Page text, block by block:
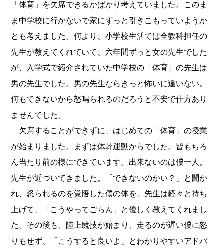
「体育」を欠席できるかばかり考えていました。このま
ま中学校に行かないで家にずっと引きこもっていようか
とも考えました。何より、小学校生活では全教科担任の
先生が教えてくれていて、六年間ずっと女の先生でした
が、入学式で紹介されていた中学校の「体育」の先生は
男の先生でした。男の先生ならきっと怖いに違いない。
何もできないから怒鳴られるのだろうと不安で仕方あり
ませんでした。
欠席することができずに、はじめての「体育」の授業
が始まりました。まずは体幹運動からでした。皆もちろ
ん当たり前の様にできています。出来ないのは僕一人。
先生が近づいてきました。「できないのかい？」と聞か
れ、怒られるのを覚悟した僕の体を、先生は軽々と持ち
上げて、「こうやってごらん」と優しく教えてくれまし
た。その後も、陸上競技が始まり、走るのが遅い僕に怒
りもせず、「こうすると良いよ」とわかりやすいアドバ